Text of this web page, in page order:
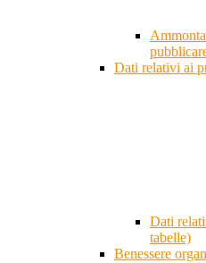
Dati relativi ai
Dati
tabelle)
Benessere